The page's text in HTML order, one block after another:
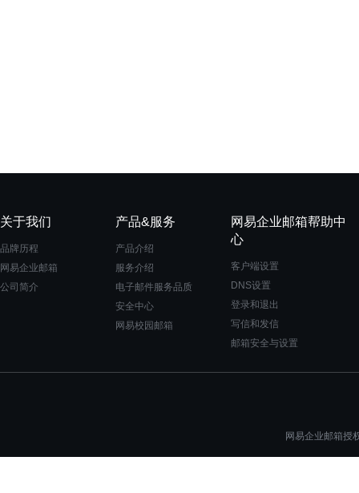
关于我们
品牌历程
网易企业邮箱
公司简介
产品&服务
产品介绍
服务介绍
电子邮件服务品质
安全中心
网易校园邮箱
网易企业邮箱帮助中
心
客户端设置
DNS设置
登录和退出
写信和发信
邮箱安全与设置
网易企业邮箱